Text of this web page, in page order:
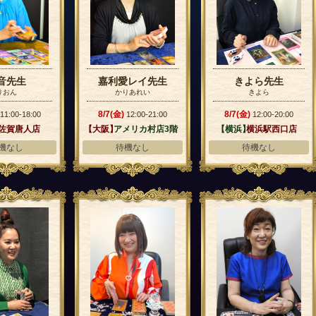
先生
おん
11:00-18:00
賀唐人店
なし
嘉利愛レイ先生
かりあれい
8/7(金) 12:00-21:00
【大阪】アメリカ村店3階
待機なし
きよら先生
きよら
8/7(金) 12:00-20:00
【横浜】横浜駅西口店
待機なし